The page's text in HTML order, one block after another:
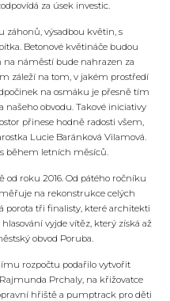
za úsek investic.
záhonů, výsadbou květin, s
Betonové květináče budou
na náměstí bude nahrazen za
záleží na tom, v jakém prostředí
na osmáku je přesně tím
obvodu. Takové iniciativy
přinese hodně radosti všem,
Lucie Baránková Vilamová.
během letních měsíců.
roku 2016. Od pátého ročníku
na rekonstrukce celých
porota tři finalisty, které architekti
vyjde vítěz, který získá až
obvod Poruba.
rozpočtu podařilo vytvořit
Prchaly, na křižovatce
hřiště a pumptrack pro děti